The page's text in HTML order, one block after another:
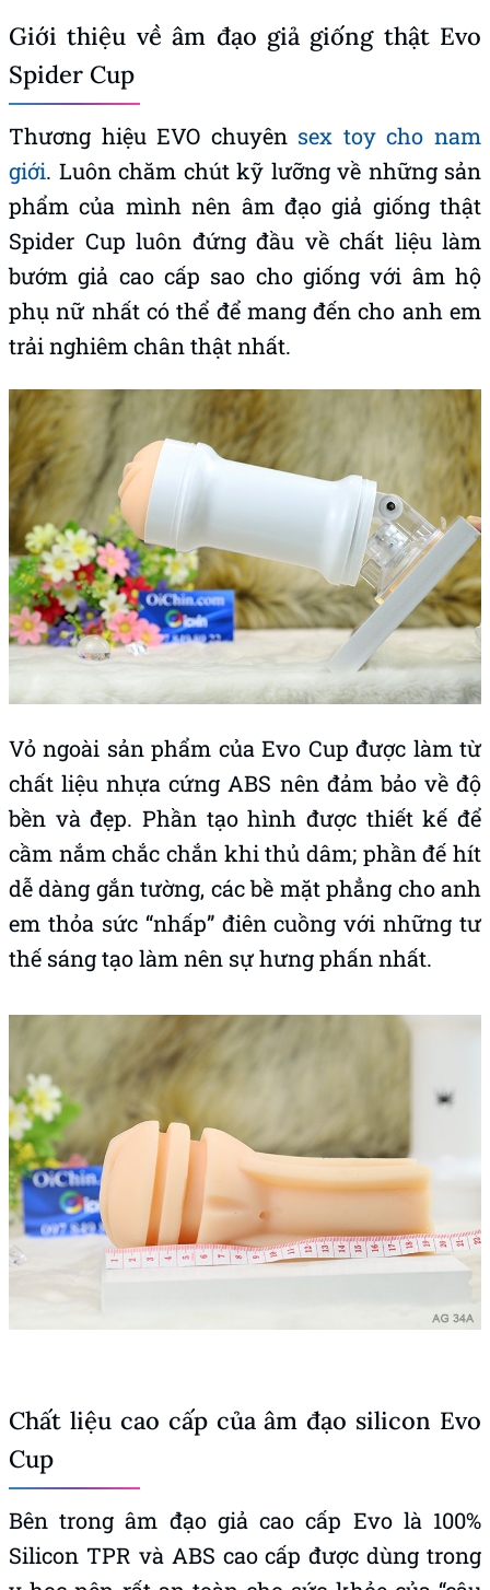
Giới thiệu về âm đạo giả giống thật Evo
Spider Cup
Thương hiệu EVO chuyên sex toy cho nam
giới. Luôn chăm chút kỹ lưỡng về những sản
phẩm của mình nên âm đạo giả giống thật
Spider Cup luôn đứng đầu về chất liệu làm
bướm giả cao cấp sao cho giống với âm hộ
phụ nữ nhất có thể để mang đến cho anh em
trải nghiêm chân thật nhất.
Vỏ ngoài sản phẩm của Evo Cup được làm từ
chất liệu nhựa cứng ABS nên đảm bảo về độ
bền và đẹp. Phần tạo hình được thiết kế để
cầm nắm chắc chắn khi thủ dâm; phần đế hít
dễ dàng gắn tường, các bề mặt phẳng cho anh
em thỏa sức “nhấp” điên cuồng với những tư
thế sáng tạo làm nên sự hưng phấn nhất.
Chất liệu cao cấp của âm đạo silicon Evo
Cup
Bên trong âm đạo giả cao cấp Evo là 100%
Silicon TPR và ABS cao cấp được dùng trong